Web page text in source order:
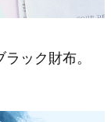
ック財布。